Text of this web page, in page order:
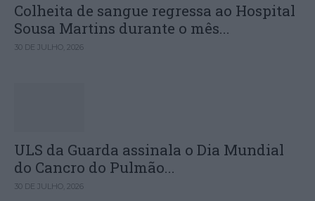
Colheita de sangue regressa ao Hospital
Sousa Martins durante o mês...
30 DE JULHO, 2026
ULS da Guarda assinala o Dia Mundial
do Cancro do Pulmão...
30 DE JULHO, 2026